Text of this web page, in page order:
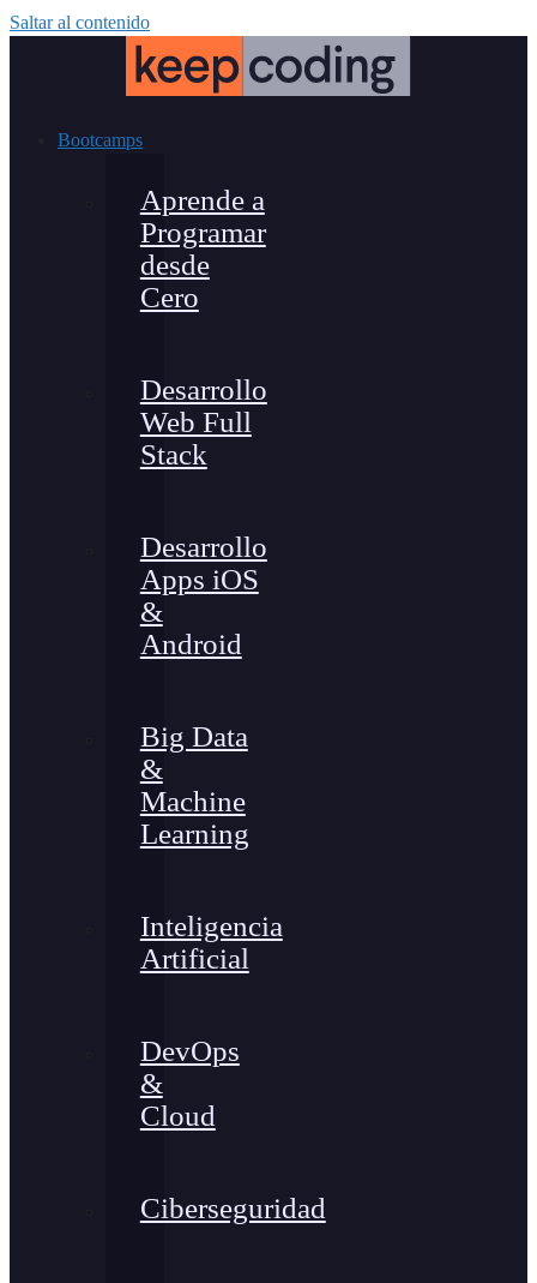
Saltar al contenido
Bootcamps
Aprende a
Programar
desde
Cero
Desarrollo
Web Full
Stack
Desarrollo
Apps iOS
&
Android
Big Data
&
Machine
Learning
Inteligencia
Artificial
DevOps
&
Cloud
Ciberseguridad